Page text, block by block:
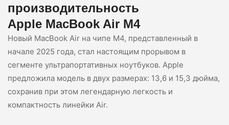
производительность
Apple MacBook Air M4
Новый MacBook Air на чипе M4, представленный в
начале 2025 года, стал настоящим прорывом в
сегменте ультрапортативных ноутбуков. Apple
предложила модель в двух размерах: 13,6 и 15,3 дюйма,
сохранив при этом легендарную легкость и
компактность линейки Air.